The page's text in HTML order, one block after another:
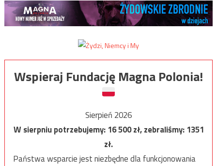
Wspieraj Fundację Magna Polonia!
Sierpień 2026
W sierpniu potrzebujemy:16 500zł, zebraliśmy:1351
zł.
Państwa wsparcie jest niezbędne dla funkcjonowania